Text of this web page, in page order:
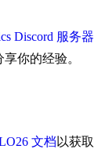
Discord 服务器
你的经验。
文档 以获取